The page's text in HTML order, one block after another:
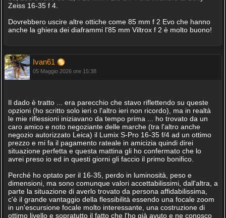
Zeiss 16-35 f 4.
Dovrebbero uscire altre ottiche come 85 mm f 2 Evo che hanno
anche la ghiera dei diaframmi l'85 mm Viltrox f 2 è molto buono!
Ivan61
05 Maggio 2026 ore 15:38
Il dado è tratto ... era parecchio che stavo riflettendo su queste
opzioni (ho scritto solo ieri o l'altro ieri non ricordo), ma in realtà
le mie riflessioni iniziavano da tempo prima ... ho trovato da un
caro amico e noto negoziante delle marche (tra l'altro anche
negozio autorizzato Leica) il Lumix S-Pro 16-35 f/4 ad un ottimo
prezzo e mi fa il pagamento rateale in amicizia quindi direi
situazione perfetta e questa mattina gli ho confermato che lo
avrei preso io ed in questi giorni gli faccio il primo bonifico.
Perché ho optato per il 16-35, perdo in luminosità, peso e
dimensioni, ma sono comunque valori accettabilissimi, dall'altra, a
parte la situazione di averlo trovato da persona affidabilissima,
c'è il grande vantaggio della flessibilità essendo una focale zoom
in un'escursione focale molto interessante, una costruzione di
ottimo livello e sopratutto il fatto che l'ho già avuto e ne conosco